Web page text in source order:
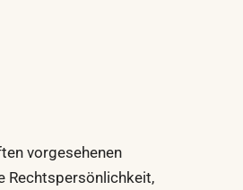
vorgesehenen
Rechtspersönlichkeit,